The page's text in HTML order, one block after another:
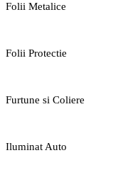
Folii Metalice
Folii Protectie
Furtune si Coliere
Iluminat Auto